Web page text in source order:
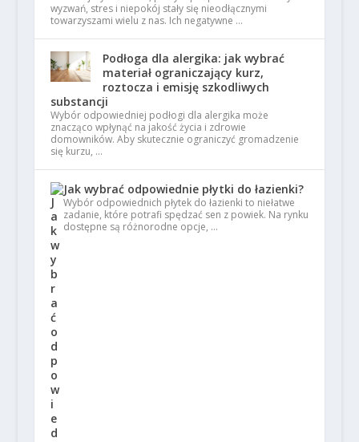
wyzwań, stres i niepokój stały się nieodłącznymi
towarzyszami wielu z nas. Ich negatywne …
Podłoga dla alergika: jak wybrać
materiał ograniczający kurz,
roztocza i emisję szkodliwych
substancji
Wybór odpowiedniej podłogi dla alergika może
znacząco wpłynąć na jakość życia i zdrowie
domowników. Aby skutecznie ograniczyć gromadzenie
się kurzu, …
Jak wybrać odpowiednie płytki do łazienki?
Wybór odpowiednich płytek do łazienki to niełatwe
zadanie, które potrafi spędzać sen z powiek. Na rynku
dostępne są różnorodne opcje, …